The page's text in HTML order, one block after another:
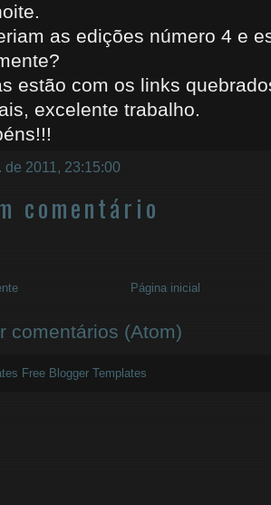
as edições número 4 e
estão com os links
excelente trabalho.
de 2011, 23:15:00
comentário
Página inicial
comentários (Atom)
Free Blogger Templates